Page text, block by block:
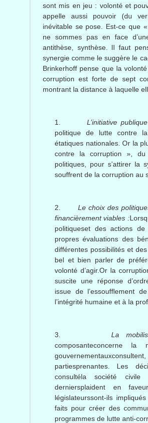
sont mis en jeu : volontéet
appelle
aussi pouvoir (du
inévitable se pose. Est-ce que«
ne sommes pas en face
antithèse
synthèse. Ilfaut
synergie comme lesuggère le
Brinkerhoff pense quelavolonté
corruption est forte de sept
montrant la distance à laquelle
1. L’initiative publique
politique de lutte contrela
étatiques nationales. Or la
contre la corruption »,
politiques , pour s’attirerla
souffrent de la corruption au
2. Le choix des
financièrement viables :
politiqueset des actions
propres évaluations des
différentes possibilités et
bel et bien parlerde
volonté d’agir.Or la
suscite
une réponse
issue de l’essoufflement
l’intégrité humaine et à la
3. La m
composanteconcerne la
gouvernementauxconsultent
partiesprenantes . Les
consultéla
société civile
derniersplaident en
législateurssont-ils impliqués
faits pourcréer des
programmes de lutte anti-